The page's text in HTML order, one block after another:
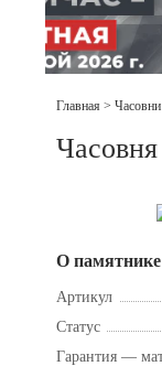
Главная >
О памятнике
Артикул
Статус
Гарантия —